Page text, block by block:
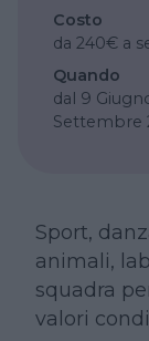
Costo
da 240€ a
Quando
dal 9
Settembre
Sport,
animali,
squadra
valori